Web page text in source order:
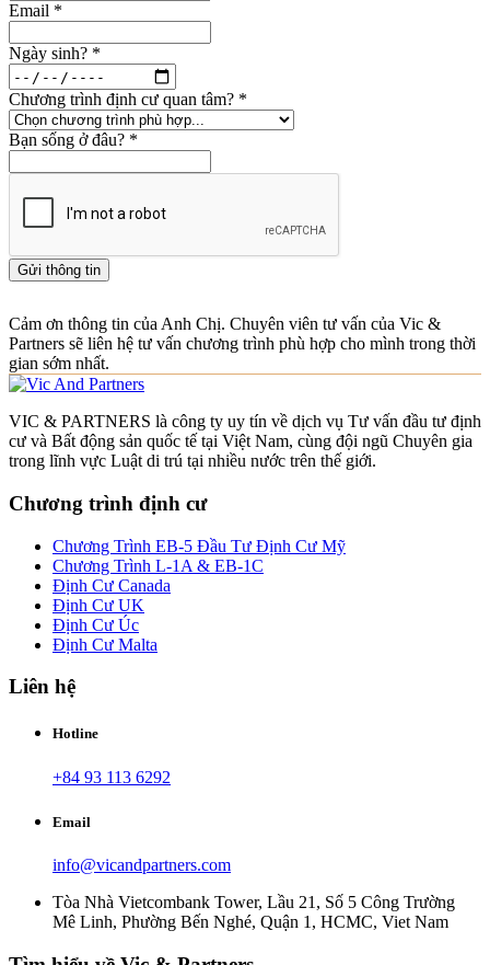
Email *
Ngày sinh? *
Chương trình định cư quan tâm? *
Bạn sống ở đâu? *
Gửi thông tin
Cảm ơn thông tin của Anh Chị. Chuyên viên tư vấn của Vic &
Partners sẽ liên hệ tư vấn chương trình phù hợp cho mình trong thời
gian sớm nhất.
VIC & PARTNERS là công ty uy tín về dịch vụ Tư vấn đầu tư định
cư và Bất động sản quốc tế tại Việt Nam, cùng đội ngũ Chuyên gia
trong lĩnh vực Luật di trú tại nhiều nước trên thế giới.
Chương trình định cư
Chương Trình EB-5 Đầu Tư Định Cư Mỹ
Chương Trình L-1A & EB-1C
Định Cư Canada
Định Cư UK
Định Cư Úc
Định Cư Malta
Liên hệ
Hotline
+84 93 113 6292
Email
info@vicandpartners.com
Tòa Nhà Vietcombank Tower, Lầu 21, Số 5 Công Trường
Mê Linh, Phường Bến Nghé, Quận 1, HCMC, Viet Nam